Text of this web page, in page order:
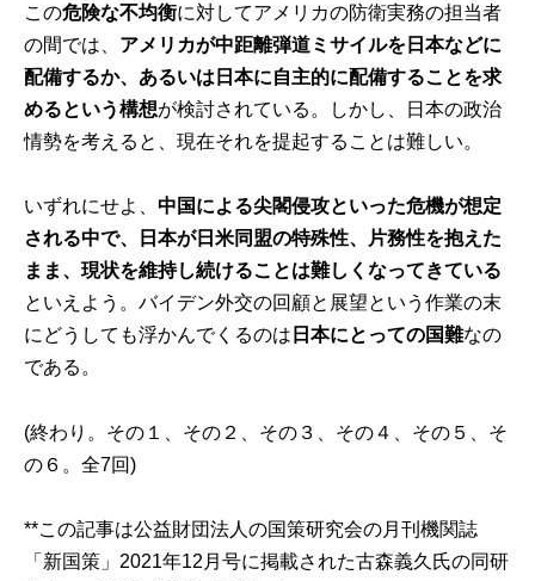
この危険な不均衡に対してアメリカの防衛実務の担当者
の間では、 アメリカが中距離弾道ミサイルを日本などに
配備するか、あるいは日本に自主的に配備することを求
めるという構想が検討されている。しかし、日本の政治
情勢を考えると、現在それを提起することは難しい。
いずれにせよ、中国による尖閣侵攻といった危機が想定
される中で、日本が日米同盟の特殊性、片務性を抱えた
まま、現状を維持し続けることは難しくなってきている
といえよう。バイデン外交の回顧と展望という作業の末
にどうしても浮かんでくるのは 日本にとっての国難なの
である。
(終わり。 その１ その２ その３ その４ その５
そ
の６ 。全7回)
**この記事は公益財団法人の国策研究会の月刊機関誌
「新国策」2021年12月号に掲載された古森義久氏の同研